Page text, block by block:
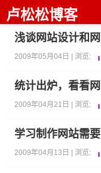
卢松松博客
浅谈网站设计和
2009年05月04日 | 浏览:
统计出炉，看看
2009年04月21日 | 浏览:
学习制作网站需
2009年04月13日 | 浏览: